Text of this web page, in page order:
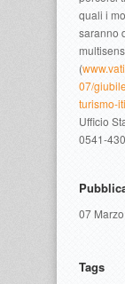
quali i
saranno
(
07/
turismo-
Ufficio
0541-
07
Tags